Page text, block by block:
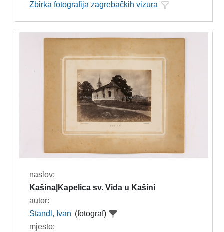
Zbirka fotografija zagrebačkih vizura
naslov:
Kašina|Kapelica sv. Vida u Kašini
autor:
Standl, Ivan (fotograf)
mjesto: